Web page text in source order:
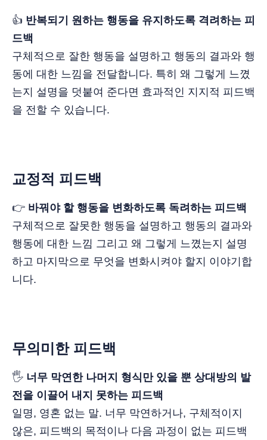
👍 반복되기 원하는 행동을 유지하도록 격려하는 피
드백
구체적으로 잘한 행동을 설명하고 행동의 결과와 행
동에 대한 느낌을 전달합니다. 특히 왜 그렇게 느꼈
는지 설명을 덧붙여 준다면 효과적인 지지적 피드백
을 전할 수 있습니다.
교정적 피드백
👉 바꿔야 할 행동을 변화하도록 독려하는 피드백
구체적으로 잘못한 행동을 설명하고 행동의 결과와
행동에 대한 느낌 그리고 왜 그렇게 느꼈는지 설명
하고 마지막으로 무엇을 변화시켜야 할지 이야기합
니다.
무의미한 피드백
🖐️ 너무 막연한 나머지 형식만 있을 뿐 상대방의 발
전을 이끌어 내지 못하는 피드백
일명, 영혼 없는 말. 너무 막연하거나, 구체적이지
않은, 피드백의 목적이나 다음 과정이 없는 피드백